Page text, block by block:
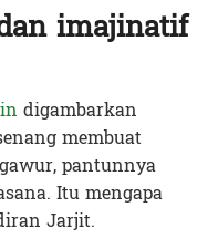
imajinatif
digambarkan
membuat
pantunnya
Itu mengapa
Jarjit.